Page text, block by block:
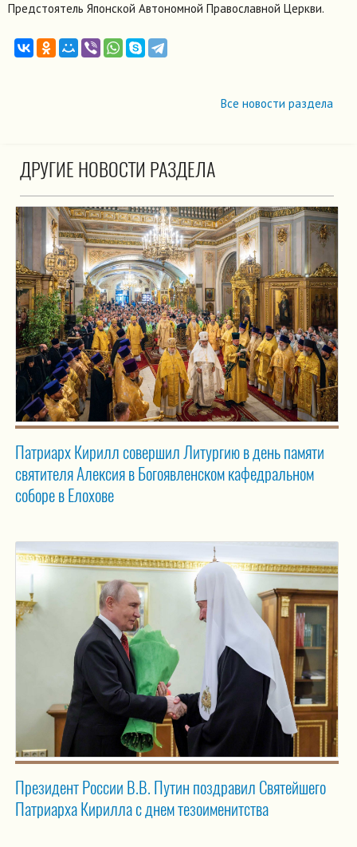
Предстоятель Японской Автономной Православной Церкви.
Все новости раздела
ДРУГИЕ НОВОСТИ РАЗДЕЛА
Патриарх Кирилл совершил Литургию в день памяти
святителя Алексия в Богоявленском кафедральном
соборе в Елохове
Президент России В.В. Путин поздравил Святейшего
Патриарха Кирилла с днем тезоименитства